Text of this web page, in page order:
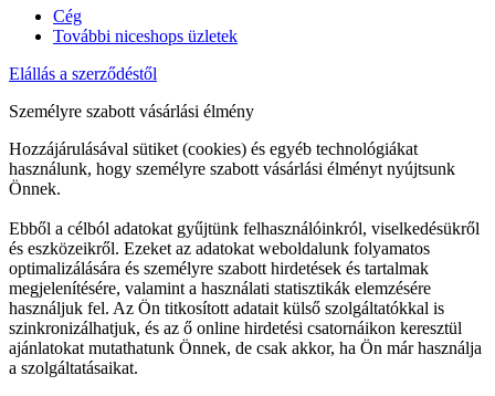
Cég
További niceshops üzletek
Elállás a szerződéstől
Személyre szabott vásárlási élmény
Hozzájárulásával sütiket (cookies) és egyéb technológiákat
használunk, hogy személyre szabott vásárlási élményt nyújtsunk
Önnek.
Ebből a célból adatokat gyűjtünk felhasználóinkról, viselkedésükről
és eszközeikről. Ezeket az adatokat weboldalunk folyamatos
optimalizálására és személyre szabott hirdetések és tartalmak
megjelenítésére, valamint a használati statisztikák elemzésére
használjuk fel. Az Ön titkosított adatait külső szolgáltatókkal is
szinkronizálhatjuk, és az ő online hirdetési csatornáikon keresztül
ajánlatokat mutathatunk Önnek, de csak akkor, ha Ön már használja
a szolgáltatásaikat.